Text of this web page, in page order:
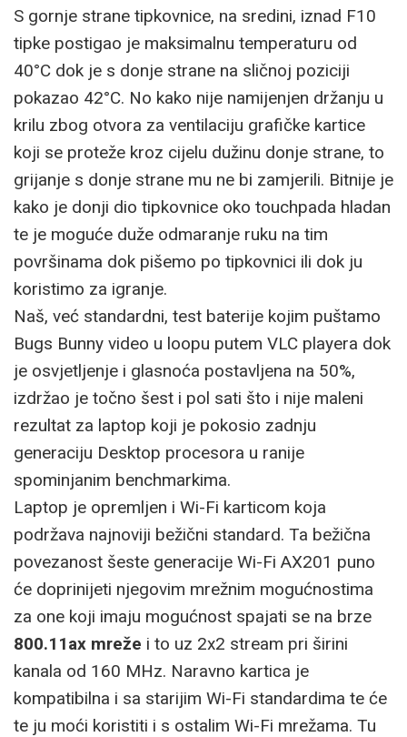
S gornje strane tipkovnice, na sredini, iznad F10
tipke postigao je maksimalnu temperaturu od
40°C dok je s donje strane na sličnoj poziciji
pokazao 42°C. No kako nije namijenjen držanju u
krilu zbog otvora za ventilaciju grafičke kartice
koji se proteže kroz cijelu dužinu donje strane, to
grijanje s donje strane mu ne bi zamjerili. Bitnije je
kako je donji dio tipkovnice oko touchpada hladan
te je moguće duže odmaranje ruku na tim
površinama dok pišemo po tipkovnici ili dok ju
koristimo za igranje.
Naš, već standardni, test baterije kojim puštamo
Bugs Bunny video u loopu putem VLC playera dok
je osvjetljenje i glasnoća postavljena na 50%,
izdržao je točno šest i pol sati što i nije maleni
rezultat za laptop koji je pokosio zadnju
generaciju Desktop procesora u ranije
spominjanim benchmarkima.
Laptop je opremljen i Wi-Fi karticom koja
podržava najnoviji bežični standard. Ta bežična
povezanost šeste generacije Wi-Fi AX201 puno
će doprinijeti njegovim mrežnim mogućnostima
za one koji imaju mogućnost spajati se na brze
800.11ax mreže i to uz 2x2 stream pri širini
kanala od 160 MHz. Naravno kartica je
kompatibilna i sa starijim Wi-Fi standardima te će
te ju moći koristiti i s ostalim Wi-Fi mrežama. Tu